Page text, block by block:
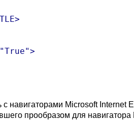
навигаторами Microsoft Internet
прообразом для